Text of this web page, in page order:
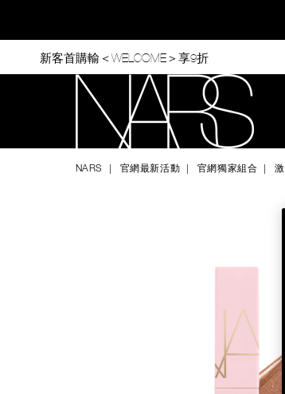
content
新客首購輸＜WELCOME＞享9折
NARS 官網最新活動 官網獨家組合